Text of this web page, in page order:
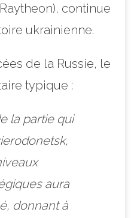
continue
ukrainienne.
de la Russie, le
typique :
la partie qui
aura
donnant à